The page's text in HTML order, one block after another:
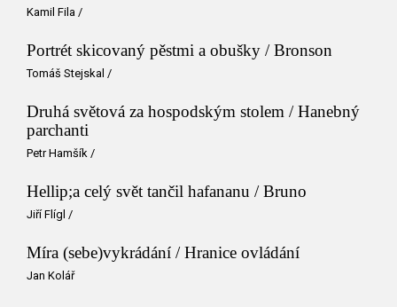
Kamil Fila /
Portrét skicovaný pěstmi a obušky / Bronson
Tomáš Stejskal /
Druhá světová za hospodským stolem / Hanebný
parchanti
Petr Hamšík /
Hellip;a celý svět tančil hafananu / Bruno
Jiří Flígl /
Míra (sebe)vykrádání / Hranice ovládání
Jan Kolář